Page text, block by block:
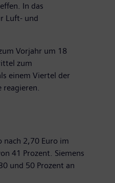
In das
Luft- und
Vorjahr um 18
zum
einem Viertel der
nach 2,70 Euro im
41 Prozent. Siemens
und 50 Prozent an